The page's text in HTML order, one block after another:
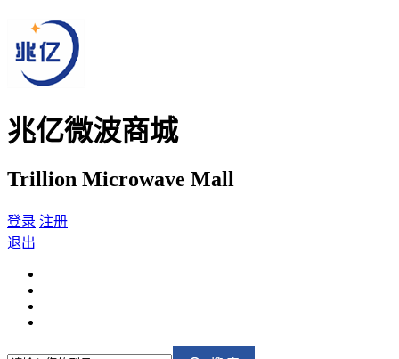
兆亿微波商城
Trillion Microwave Mall
登录 注册
退出